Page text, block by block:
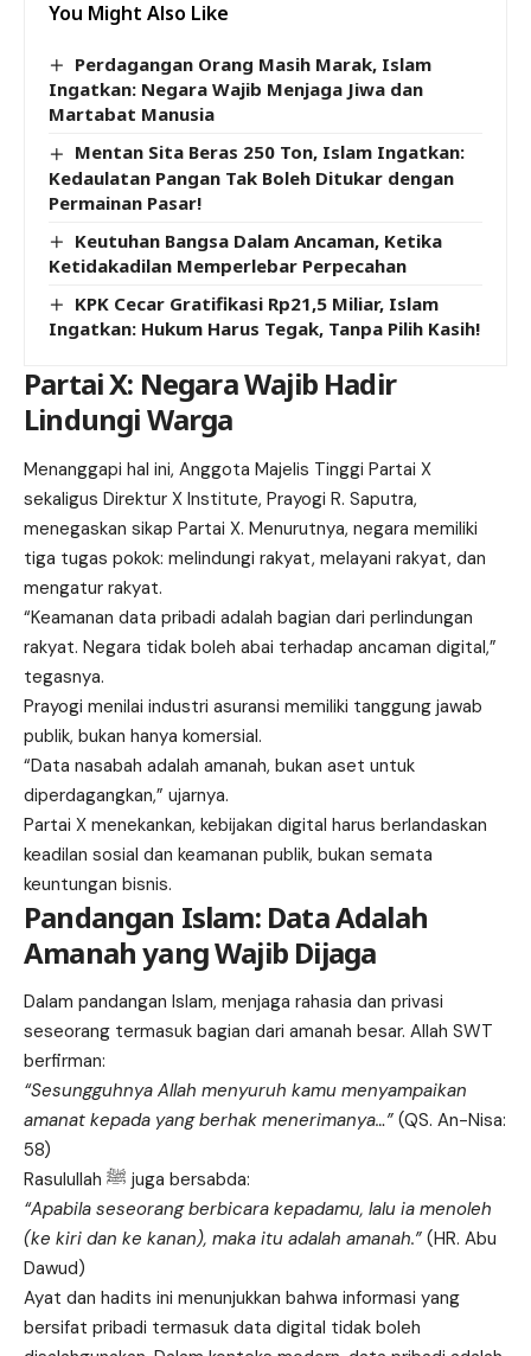
You Might Also Like
Perdagangan Orang Masih Marak, Islam
Ingatkan: Negara Wajib Menjaga Jiwa dan
Martabat Manusia
Mentan Sita Beras 250 Ton, Islam Ingatkan:
Kedaulatan Pangan Tak Boleh Ditukar dengan
Permainan Pasar!
Keutuhan Bangsa Dalam Ancaman, Ketika
Ketidakadilan Memperlebar Perpecahan
KPK Cecar Gratifikasi Rp21,5 Miliar, Islam
Ingatkan: Hukum Harus Tegak, Tanpa Pilih Kasih!
Partai X: Negara Wajib Hadir
Lindungi Warga
Menanggapi hal ini, Anggota Majelis Tinggi Partai X
sekaligus Direktur X Institute, Prayogi R. Saputra,
menegaskan sikap Partai X. Menurutnya, negara memiliki
tiga tugas pokok: melindungi rakyat, melayani rakyat, dan
mengatur rakyat.
“Keamanan data pribadi adalah bagian dari perlindungan
rakyat. Negara tidak boleh abai terhadap ancaman digital,”
tegasnya.
Prayogi menilai industri asuransi memiliki tanggung jawab
publik, bukan hanya komersial.
“Data nasabah adalah amanah, bukan aset untuk
diperdagangkan,” ujarnya.
Partai X menekankan, kebijakan digital harus berlandaskan
keadilan sosial dan keamanan publik, bukan semata
keuntungan bisnis.
Pandangan Islam: Data Adalah
Amanah yang Wajib Dijaga
Dalam pandangan Islam, menjaga rahasia dan privasi
seseorang termasuk bagian dari amanah besar. Allah SWT
berfirman:
“Sesungguhnya Allah menyuruh kamu menyampaikan
amanat kepada yang berhak menerimanya…” (QS. An-Nisa:
58)
Rasulullah ﷺ juga bersabda:
“Apabila seseorang berbicara kepadamu, lalu ia menoleh
(ke kiri dan ke kanan), maka itu adalah amanah.” (HR. Abu
Dawud)
Ayat dan hadits ini menunjukkan bahwa informasi yang
bersifat pribadi termasuk data digital tidak boleh